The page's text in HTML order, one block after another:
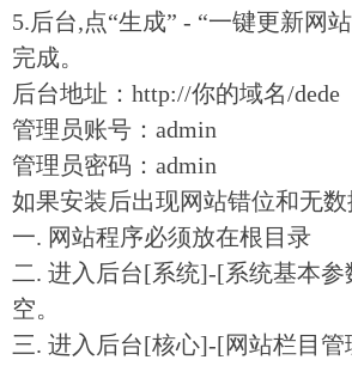
5.后台,点“生成” - “一键更新网
完成。
后台地址：http://你的域名/dede
管理员账号：admin
管理员密码：admin
如果安装后出现网站错位和无
一. 网站程序必须放在根目录
二. 进入后台[系统]-[系统基本
空。
三. 进入后台[核心]-[网站栏目